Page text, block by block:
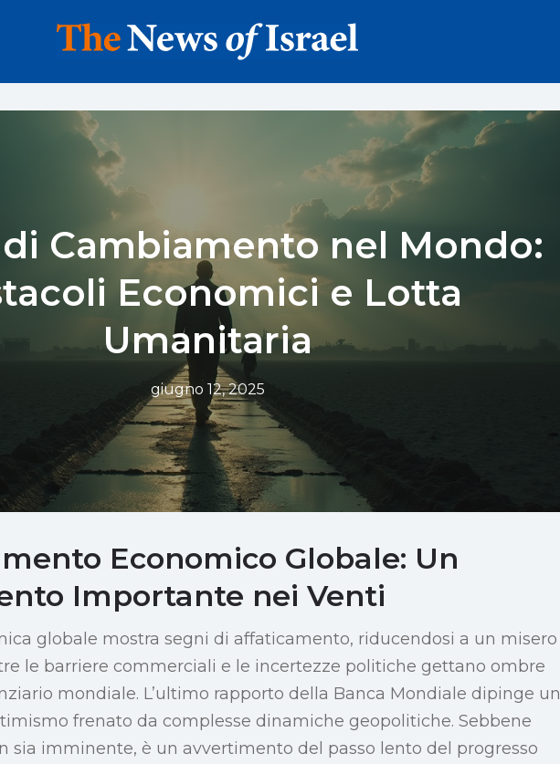
Cambiamento nel Mondo:
Economici e Lotta
Umanitaria
giugno 12, 2025
Economico Globale: Un
Importante nei Venti
globale mostra segni di affaticamento, riducendosi a un misero
le barriere commerciali e le incertezze politiche gettano ombre
mondiale. L’ultimo rapporto della Banca Mondiale dipinge un
frenato da complesse dinamiche geopolitiche. Sebbene
sia imminente, è un avvertimento del passo lento del progresso